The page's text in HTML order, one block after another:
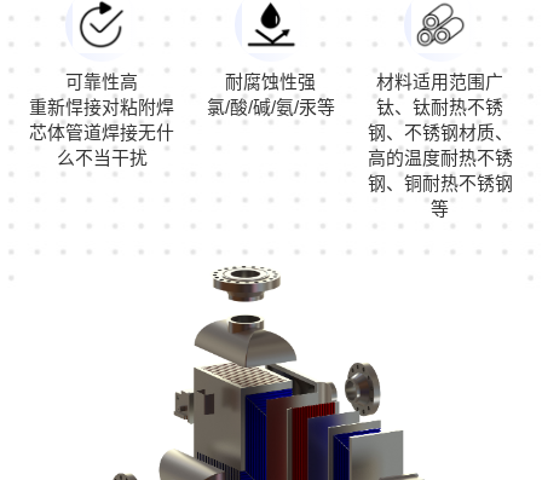
可靠性高
重新悍接对粘附焊
芯体管道焊接无什
么不当干扰
耐腐蚀性强
氯/酸/碱/氨/汞等
材料适用范围广
钛、钛耐热不锈
钢、不锈钢材质、
高的温度耐热不锈
钢、铜耐热不锈钢
等